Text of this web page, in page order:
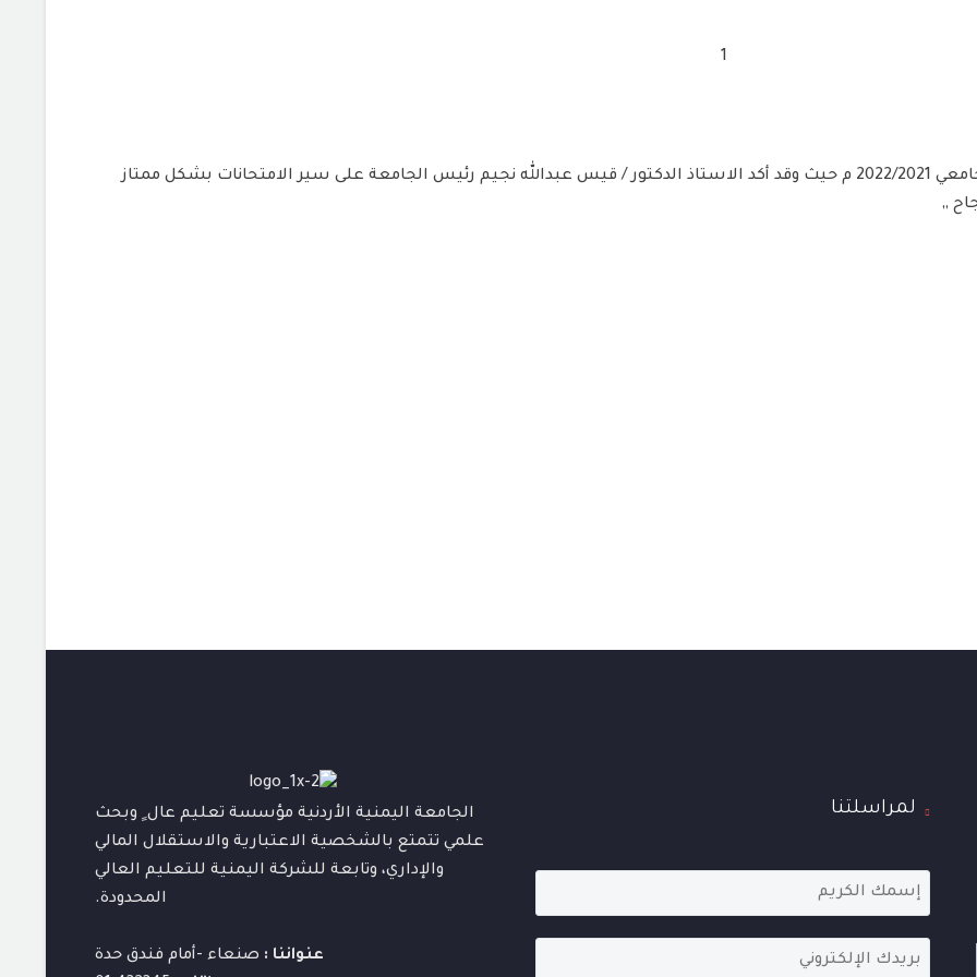
إختتام إمتحانات الفصل الدراسي الأول من العام الجامعي 2022/2021 م حيث وقد أكد الاستاذ الدكتور / قيس عبدالله نجيم رئيس الجامعة على سير الامتحانات بشكل ممتاز
,,
لمراسلتنا
الجامعة اليمنية الأردنية مؤسسة تعليم عال ٍ وبحث
علمي تتمتع بالشخصية الاعتبارية والاستقلال المالي
والإداري، وتابعة للشركة اليمنية للتعليم العالي
المحدودة.
عنواننا : صنعاء -أمام فندق حدة